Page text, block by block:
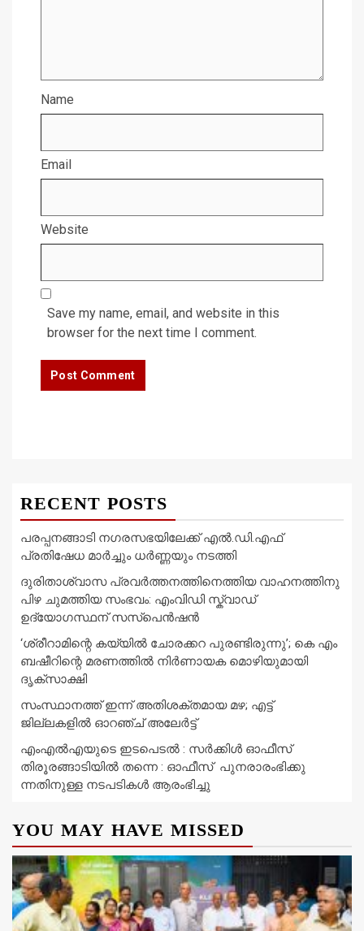
Name
Email
Website
Save my name, email, and website in this
browser for the next time I comment.
RECENT POSTS
പരപ്പനങ്ങാടി നഗരസഭയിലേക്ക് എൽ.ഡി.എഫ്
പ്രതിഷേധ മാർച്ചും ധർണ്ണയും നടത്തി
ദുരിതാശ്വാസ പ്രവർത്തനത്തിനെത്തിയ വാഹനത്തിനു
പിഴ ചുമത്തിയ സംഭവം: എംവിഡി സ്ക്വാഡ്
ഉദ്യോഗസ്ഥന് സസ്പെൻഷൻ
‘ശ്രീറാമിന്റെ കയ്യിൽ ചോരക്കറ പുരണ്ടിരുന്നു’; കെ എം
ബഷീറിന്റെ മരണത്തിൽ നിർണായക മൊഴിയുമായി
ദൃക്‌സാക്ഷി
സംസ്ഥാനത്ത് ഇന്ന് അതിശക്തമായ മഴ; എട്ട്
ജില്ലകളിൽ ഓറഞ്ച് അലേര്‍ട്ട്
എംഎൽഎയുടെ ഇടപെടൽ : സര്‍ക്കിള്‍ ഓഫീസ്
തിരൂരങ്ങാടിയിൽ തന്നെ : ഓഫീസ് പുനരാരംഭിക്കു
ന്നതിനുള്ള നടപടികൾ ആരംഭിച്ചു
YOU MAY HAVE MISSED